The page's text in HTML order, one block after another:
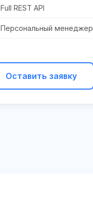
Full REST API
Персональный менеджер
Оставить заявку